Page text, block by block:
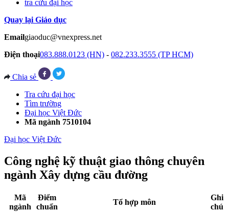
tra cứu đại học
Quay lại Giáo dục
Emailgiaoduc@vnexpress.net
Điện thoại083.888.0123 (HN) - 082.233.3555 (TP HCM)
Chia sẻ
Tra cứu đại học
Tìm trường
Đại học Việt Đức
Mã ngành 7510104
Đại học Việt Đức
Công nghệ kỹ thuật giao thông chuyên
ngành Xây dựng cầu đường
Mã
ngành
Điểm
chuẩn
Tổ hợp môn
Ghi
chú